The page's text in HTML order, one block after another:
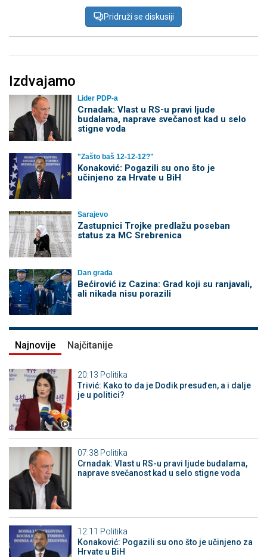
Pridruži se diskusiji
Izdvajamo
Lider PDP-a
Crnadak: Vlast u RS-u pravi ljude
budalama, naprave svečanost kad u selo
stigne voda
"Zašto baš 12-12-12?"
Konaković: Pogazili su ono što je
učinjeno za Hrvate u BiH
Sarajevo
Zastupnici Trojke predlažu poseban
status za MC Srebrenica
Dan grada
Bećirović iz Cazina: Grad koji su ranjavali,
ali nikada nisu porazili
Najnovije Najčitanije
20:13 Politika
Trivić: Kako to da je Dodik presuđen, a i dalje
je u politici?
07:38 Politika
Crnadak: Vlast u RS-u pravi ljude budalama,
naprave svečanost kad u selo stigne voda
12:11 Politika
Konaković: Pogazili su ono što je učinjeno za
Hrvate u BiH